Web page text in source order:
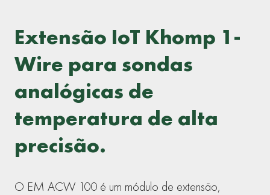
Extensão IoT Khomp 1-
Wire para sondas
analógicas de
temperatura de alta
precisão.
O EM ACW 100 é um módulo de extensão,